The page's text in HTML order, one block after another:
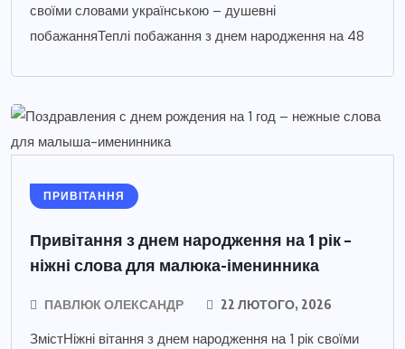
своїми словами українською – душевні
побажанняТеплі побажання з днем народження на 48
ПРИВІТАННЯ
Привітання з днем народження на 1 рік –
ніжні слова для малюка-іменинника
ПАВЛЮК ОЛЕКСАНДР 22 ЛЮТОГО, 2026
ЗмістНіжні вітання з днем народження на 1 рік своїми